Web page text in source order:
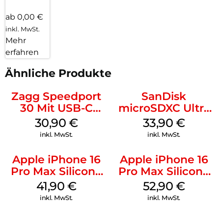
ab 0,00 €
inkl. MwSt.
Mehr
erfahren
Ähnliche Produkte
Zagg Speedport
30 Mit USB-C
Kabel Weiß
30,90 €
inkl. MwSt.
SanDisk
microSDXC Ultra
128 GB + Adapter
Mobile
33,90 €
inkl. MwSt.
Apple iPhone 16
Pro Max Silicone
Case MagSafe
Ultramarine
41,90 €
inkl. MwSt.
Apple iPhone 16
Pro Max Silicone
Case MagSafe
Black
52,90 €
inkl. MwSt.